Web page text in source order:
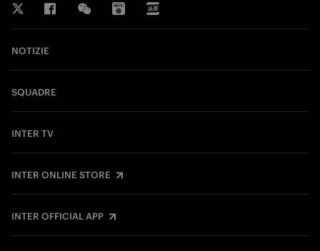
NOTIZIE
SQUADRE
INTER TV
INTER ONLINE STORE
INTER OFFICIAL APP